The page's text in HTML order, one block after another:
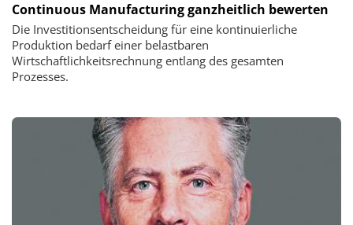
Continuous Manufacturing ganzheitlich bewerten
Die Investitionsentscheidung für eine kontinuierliche
Produktion bedarf einer belastbaren
Wirtschaftlichkeitsrechnung entlang des gesamten
Prozesses.